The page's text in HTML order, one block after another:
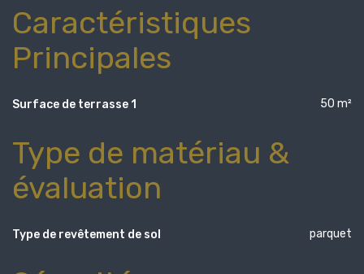
Caractéristiques
Principales
Surface de terrasse 1 50 m²
Type de matériau &
évaluation
Type de revêtement de sol parquet